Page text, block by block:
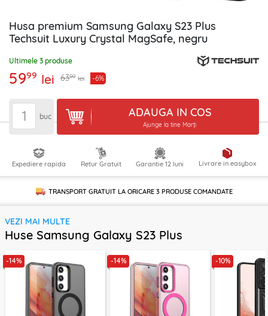
Husa premium Samsung Galaxy S23 Plus
Techsuit Luxury Crystal MagSafe, negru
Ultimele 3 produse
5999 lei 6399 lei -6%
buc ADAUGA IN COS
Ajunge la tine Marți
Expediere rapida Retur Gratuit Garantie 12 luni Livrare in easybox
TRANSPORT GRATUIT LA ORICARE 3 PRODUSECOMANDATE
VEZI MAI MULTE
Huse Samsung Galaxy S23 Plus
-14% -14% -10%